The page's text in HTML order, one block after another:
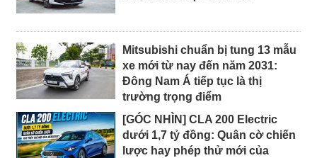
Mitsubishi chuẩn bị tung 13 mẫu
xe mới từ nay đến năm 2031:
Đông Nam Á tiếp tục là thị
trường trọng điểm
[GÓC NHÌN] CLA 200 Electric
dưới 1,7 tỷ đồng: Quân cờ chiến
lược hay phép thử mới của